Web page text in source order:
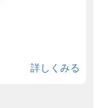
詳しくみる